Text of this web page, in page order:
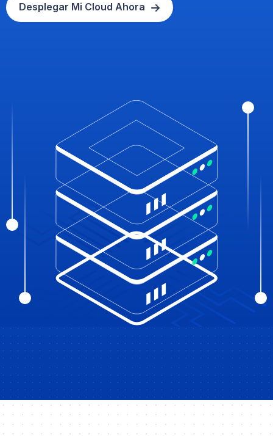
Desplegar Mi Cloud Ahora